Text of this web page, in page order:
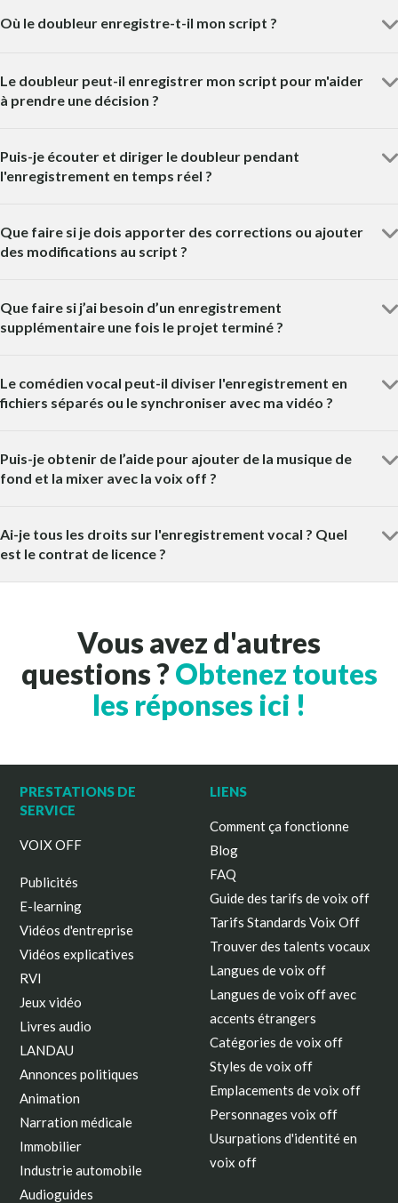
Où le doubleur enregistre-t-il mon script ?
Le doubleur peut-il enregistrer mon script pour m'aider
à prendre une décision ?
Puis-je écouter et diriger le doubleur pendant
l'enregistrement en temps réel ?
Que faire si je dois apporter des corrections ou ajouter
des modifications au script ?
Que faire si j’ai besoin d’un enregistrement
supplémentaire une fois le projet terminé ?
Le comédien vocal peut-il diviser l'enregistrement en
fichiers séparés ou le synchroniser avec ma vidéo ?
Puis-je obtenir de l’aide pour ajouter de la musique de
fond et la mixer avec la voix off ?
Ai-je tous les droits sur l'enregistrement vocal ? Quel
est le contrat de licence ?
Vous avez d'autres
questions ? Obtenez toutes
les réponses ici !
PRESTATIONS DE
SERVICE
VOIX OFF
Publicités
E-learning
Vidéos d'entreprise
Vidéos explicatives
RVI
Jeux vidéo
Livres audio
LANDAU
Annonces politiques
Animation
Narration médicale
Immobilier
Industrie automobile
Audioguides
LIENS
Comment ça fonctionne
Blog
FAQ
Guide des tarifs de voix off
Tarifs Standards Voix Off
Trouver des talents vocaux
Langues de voix off
Langues de voix off avec
accents étrangers
Catégories de voix off
Styles de voix off
Emplacements de voix off
Personnages voix off
Usurpations d'identité en
voix off